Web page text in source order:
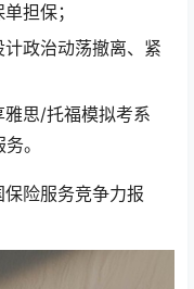
担保；
计政治动荡撤离、紧
雅思/托福模拟考系
。
险服务竞争力报